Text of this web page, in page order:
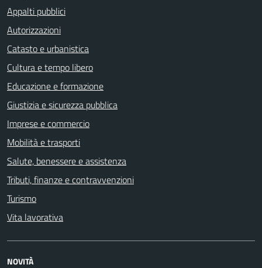
Appalti pubblici
Autorizzazioni
Catasto e urbanistica
Cultura e tempo libero
Educazione e formazione
Giustizia e sicurezza pubblica
Imprese e commercio
Mobilità e trasporti
Salute, benessere e assistenza
Tributi, finanze e contravvenzioni
Turismo
Vita lavorativa
NOVITÀ